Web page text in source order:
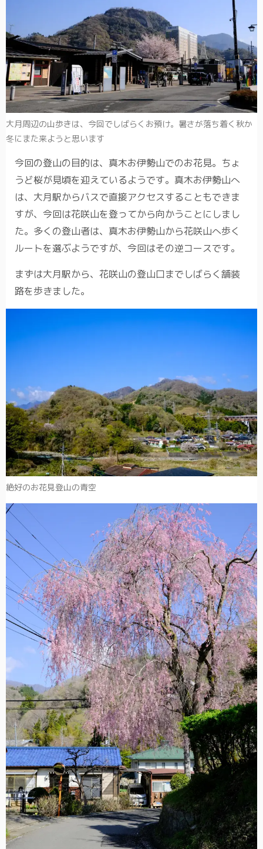
大月周辺の山歩きは、今回でしばらくお預け。暑さが落ち着く秋か
冬にまた来ようと思います
今回の登山の目的は、真木お伊勢山でのお花見。ちょ
うど桜が見頃を迎えているようです。真木お伊勢山へ
は、大月駅からバスで直接アクセスすることもできま
すが、今回は花咲山を登ってから向かうことにしまし
た。多くの登山者は、真木お伊勢山から花咲山へ歩く
ルートを選ぶようですが、今回はその逆コースです。
まずは大月駅から、花咲山の登山口までしばらく舗装
路を歩きました。
絶好のお花見登山の青空